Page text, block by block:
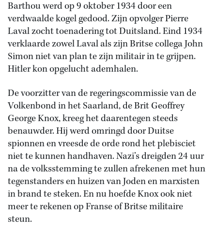
Barthou werd op 9 oktober 1934 door een
verdwaalde kogel gedood. Zijn opvolger Pierre
Laval zocht toenadering tot Duitsland. Eind 1934
verklaarde zowel Laval als zijn Britse collega John
Simon niet van plan te zijn militair in te grijpen.
Hitler kon opgelucht ademhalen.
De voorzitter van de regeringscommissie van de
Volkenbond in het Saarland, de Brit Geoffrey
George Knox, kreeg het daarentegen steeds
benauwder. Hij werd omringd door Duitse
spionnen en vreesde de orde rond het plebisciet
niet te kunnen handhaven. Nazi’s dreigden 24 uur
na de volksstemming te zullen afrekenen met hun
tegenstanders en huizen van Joden en marxisten
in brand te steken. En nu hoefde Knox ook niet
meer te rekenen op Franse of Britse militaire
steun.